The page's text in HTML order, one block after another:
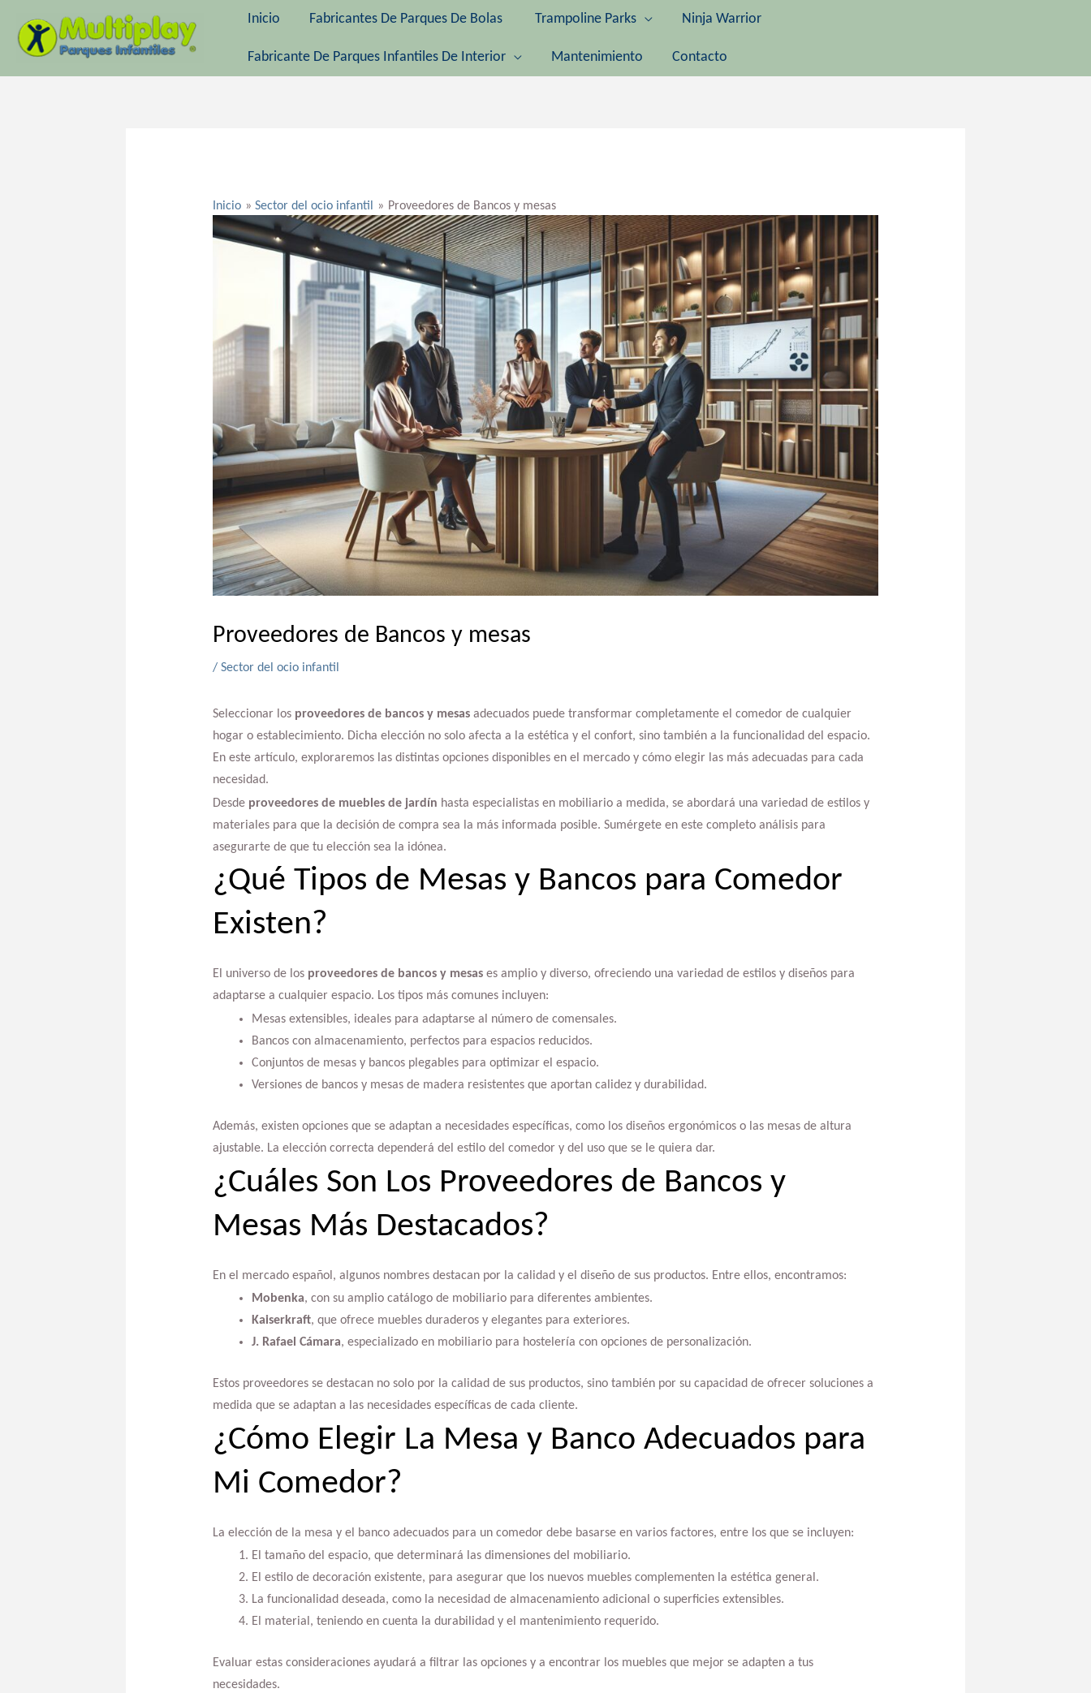
contenido
Inicio Fabricantes De Parques De Bolas Trampoline Parks Ninja Warrior
Fabricante De Parques Infantiles De Interior Mantenimiento Contacto
Inicio Sector del ocio infantil Proveedores de Bancos y mesas
Proveedores de Bancos y mesas
/ Sector del ocio infantil
Seleccionar los proveedores de bancos y mesasadecuados puede transformar completamente el comedor de cualquier
hogar o establecimiento. Dicha elección no solo afecta a la estética y el confort, sino también a la funcionalidad del espacio.
En este artículo, exploraremos las distintas opciones disponibles en el mercado y cómo elegir las más adecuadas para cada
necesidad.
Desde proveedores de muebles de jardín hasta especialistas en mobiliario a medida, se abordará una variedad de estilos y
materiales para que la decisión de compra sea la más informada posible. Sumérgete en este completo análisis para
asegurarte de que tu elección sea la idónea.
¿Qué Tipos de Mesas y Bancos para Comedor
Existen?
El universo de los proveedores de bancos y mesases amplio y diverso, ofreciendo una variedad de estilos y diseños para
adaptarse a cualquier espacio. Los tipos más comunes incluyen:
Mesas extensibles, ideales para adaptarse al número de comensales.
Bancos con almacenamiento, perfectos para espacios reducidos.
Conjuntos de mesas y bancos plegables para optimizar el espacio.
Versiones de bancos y mesas de madera resistentes que aportan calidez y durabilidad.
Además, existen opciones que se adaptan a necesidades específicas, como los diseños ergonómicos o las mesas de altura
ajustable. La elección correcta dependerá del estilo del comedor y del uso que se le quiera dar.
¿Cuáles Son Los Proveedores de Bancos y
Mesas Más Destacados?
En el mercado español, algunos nombres destacan por la calidad y el diseño de sus productos. Entre ellos, encontramos:
Mobenka, con su amplio catálogo de mobiliario para diferentes ambientes.
Kaiserkraft, que ofrece muebles duraderos y elegantes para exteriores.
J. Rafael Cámara, especializado en mobiliario para hostelería con opciones de personalización.
Estos proveedores se destacan no solo por la calidad de sus productos, sino también por su capacidad de ofrecer soluciones a
medida que se adaptan a las necesidades específicas de cada cliente.
¿Cómo Elegir La Mesa y Banco Adecuados para
Mi Comedor?
La elección de la mesa y el banco adecuados para un comedor debe basarse en varios factores, entre los que se incluyen:
El tamaño del espacio, que determinará las dimensiones del mobiliario.
El estilo de decoración existente, para asegurar que los nuevos muebles complementen la estética general.
La funcionalidad deseada, como la necesidad de almacenamiento adicional o superficies extensibles.
El material, teniendo en cuenta la durabilidad y el mantenimiento requerido.
Evaluar estas consideraciones ayudará a filtrar las opciones y a encontrar los muebles que mejor se adapten a tus
necesidades.